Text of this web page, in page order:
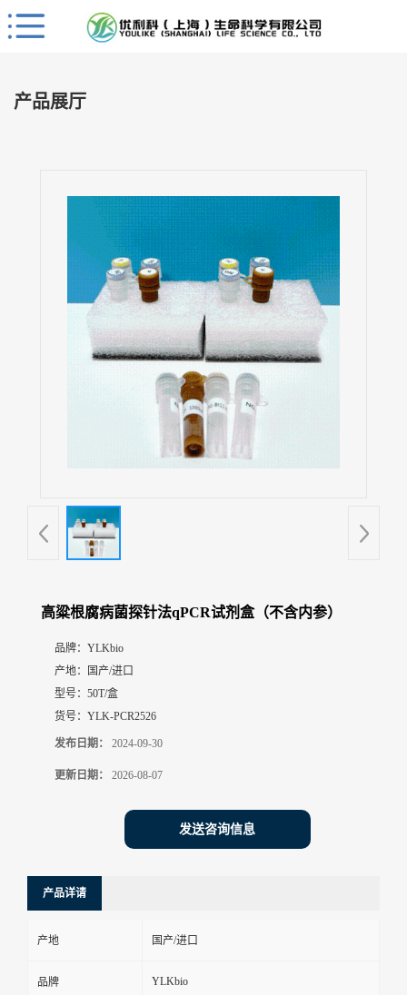
Close
首
产品展厅
高粱根腐病菌探针法qPCR试剂盒（不含内参）
品牌： YLKbio
产地：
国产/进口
型号： 50T/盒
货号： YLK-PCR2526
发布日期： 2024-09-30
更新日期： 2026-08-07
发送咨询信息
产品详请
产地 国产/进口
品牌 YLKbio